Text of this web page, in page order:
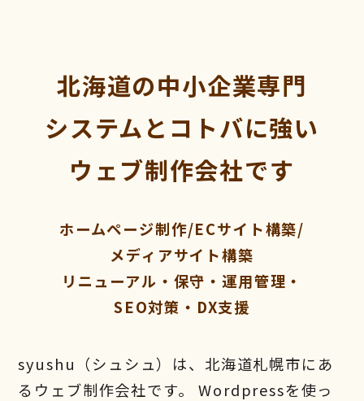
北海道の中小企業専門
システムとコトバに強い
ウェブ制作会社です
ホームページ制作/ECサイト構築/
メディアサイト構築
リニューアル・保守・運用管理・
SEO対策・DX支援
syushu（シュシュ）は、北海道札幌市にあ
るウェブ制作会社です。
Wordpressを使っ